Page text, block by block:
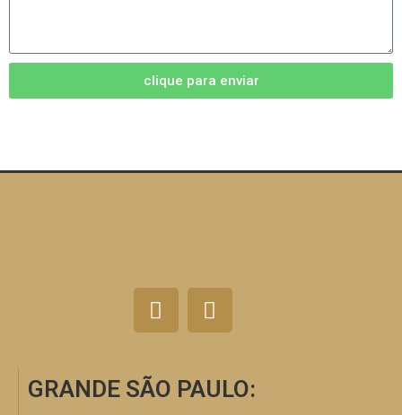
clique para enviar
GRANDE SÃO PAULO: